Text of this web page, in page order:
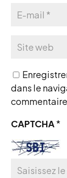
dans le
CAPTCHA *